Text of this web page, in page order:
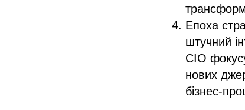
Епоха
штучний
CIO
нових
бізнес-